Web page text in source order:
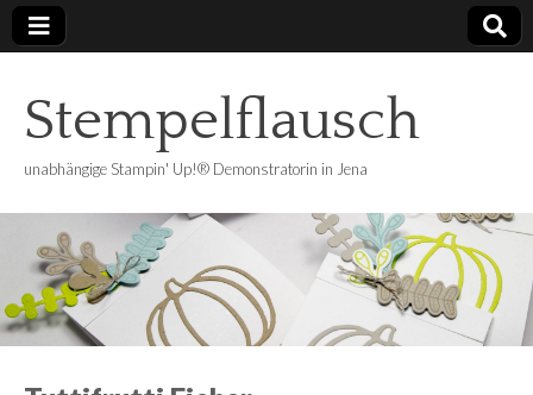
Stempelflausch
unabhängige Stampin' Up!® Demonstratorin in Jena